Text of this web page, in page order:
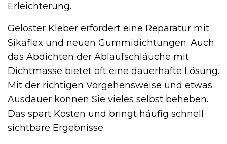
Erleichterung.
Gelöster Kleber erfordert eine Reparatur mit
Sikaflex und neuen Gummidichtungen. Auch
das Abdichten der Ablaufschläuche mit
Dichtmasse bietet oft eine dauerhafte Lösung.
Mit der richtigen Vorgehensweise und etwas
Ausdauer können Sie vieles selbst beheben.
Das spart Kosten und bringt häufig schnell
sichtbare Ergebnisse.